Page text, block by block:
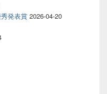
発表賞 2026-04-20